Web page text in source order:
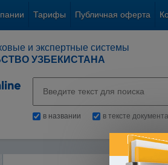
Тарифы Публичная оферта
и экспертные системы
УЗБЕКИСТАНА
в названии в тексте документа